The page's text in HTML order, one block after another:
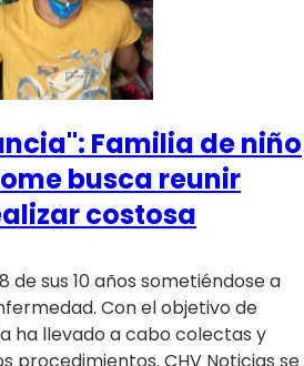
Familia de niño
busca reunir
costosa
sus 10 años sometiéndose a
Con el objetivo de
ha llevado a cabo colectas y